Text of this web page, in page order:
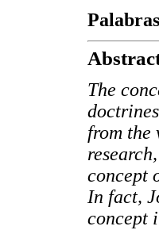
The
from the
concept
In fact,
concept